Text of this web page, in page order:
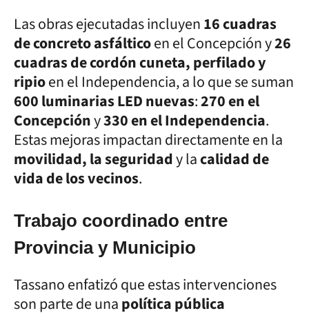
Las obras ejecutadas incluyen16 cuadras
de concreto asfálticoen el Concepción y26
cuadras de cordón cuneta, perfilado y
ripioen el Independencia, a lo que se suman
600 luminarias LED nuevas:270 en el
Concepcióny330 en el Independencia.
Estas mejoras impactan directamente en la
movilidad, la seguridady lacalidad de
vida de los vecinos.
Trabajo coordinado entre
Provincia y Municipio
Tassano enfatizó que estas intervenciones
son parte de unapolítica pública